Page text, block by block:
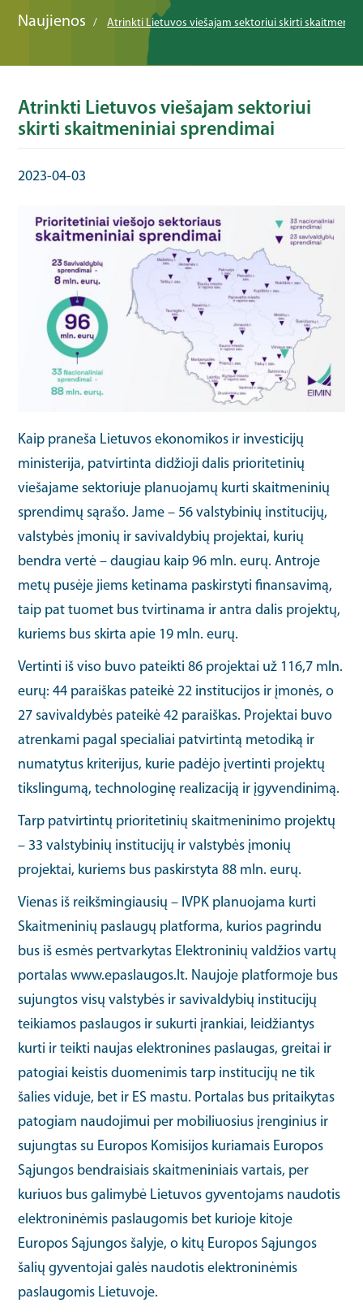
Naujienos Atrinkti Lietuvos viešajam sektoriui skirti
Atrinkti Lietuvos viešajam sektoriui
skirti skaitmeniniai sprendimai
2023-04-03
Kaip praneša Lietuvos ekonomikos ir investicijų
ministerija, patvirtinta didžioji dalis prioritetinių
viešajame sektoriuje planuojamų kurti skaitmeninių
sprendimų sąrašo. Jame – 56 valstybinių institucijų,
valstybės įmonių ir savivaldybių projektai, kurių
bendra vertė – daugiau kaip 96 mln. eurų. Antroje
metų pusėje jiems ketinama paskirstyti finansavimą,
taip pat tuomet bus tvirtinama ir antra dalis projektų,
kuriems bus skirta apie 19 mln. eurų.
Vertinti iš viso buvo pateikti 86 projektai už 116,7 mln.
eurų: 44 paraiškas pateikė 22 institucijos ir įmonės, o
27 savivaldybės pateikė 42 paraiškas. Projektai buvo
atrenkami pagal specialiai patvirtintą metodiką ir
numatytus kriterijus, kurie padėjo įvertinti projektų
tikslingumą, technologinę realizaciją ir įgyvendinimą.
Tarp patvirtintų prioritetinių skaitmeninimo projektų
– 33 valstybinių institucijų ir valstybės įmonių
projektai, kuriems bus paskirstyta 88 mln. eurų.
Vienas iš reikšmingiausių – IVPK planuojama kurti
Skaitmeninių paslaugų platforma, kurios pagrindu
bus iš esmės pertvarkytas Elektroninių valdžios vartų
portalas www.epaslaugos.lt. Naujoje platformoje bus
sujungtos visų valstybės ir savivaldybių institucijų
teikiamos paslaugos ir sukurti įrankiai, leidžiantys
kurti ir teikti naujas elektronines paslaugas, greitai ir
patogiai keistis duomenimis tarp institucijų ne tik
šalies viduje, bet ir ES mastu. Portalas bus pritaikytas
patogiam naudojimui per mobiliuosius įrenginius ir
sujungtas su Europos Komisijos kuriamais Europos
Sąjungos bendraisiais skaitmeniniais vartais, per
kuriuos bus galimybė Lietuvos gyventojams naudotis
elektroninėmis paslaugomis bet kurioje kitoje
Europos Sąjungos šalyje, o kitų Europos Sąjungos
šalių gyventojai galės naudotis elektroninėmis
paslaugomis Lietuvoje.